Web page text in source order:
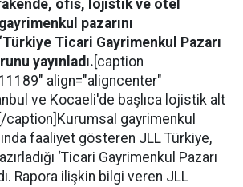
ofis, lojistik ve otel
pazarını
Ticari Gayrimenkul Pazarı
yayınladı. [caption
align="aligncenter"
ve Kocaeli'de başlıca lojistik alt
caption]Kurumsal gayrimenkul
faaliyet gösteren JLL Türkiye,
‘Ticari Gayrimenkul Pazarı
Rapora ilişkin bilgi veren JLL